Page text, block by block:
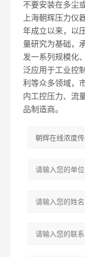
不要安装在多尘
上海朝辉压力仪
年成立以来， 以
量研究为基础，
发一系列规模化
泛应用于工业控
利等众多领域，
内工控压力、流
品制造商。